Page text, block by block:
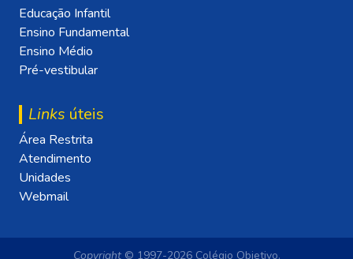
Educação Infantil
Ensino Fundamental
Ensino Médio
Pré-vestibular
Links úteis
Área Restrita
Atendimento
Unidades
Webmail
Copyright© 1997-2026 Colégio Objetivo.